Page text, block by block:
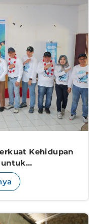
Kehidupan
untuk